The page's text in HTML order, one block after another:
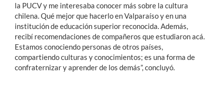
la PUCV y me interesaba conocer más sobre la cultura
chilena. Qué mejor que hacerlo en Valparaíso y en una
institución de educación superior reconocida. Además,
recibí recomendaciones de compañeros que estudiaron acá.
Estamos conociendo personas de otros países,
compartiendo culturas y conocimientos; es una forma de
confraternizar y aprender de los demás”, concluyó.